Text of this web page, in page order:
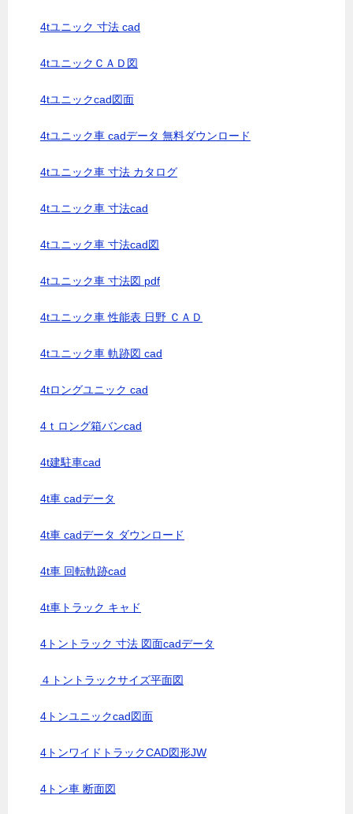
4tユニック 寸法 cad
4tユニックＣＡＤ図
4tユニックcad図面
4tユニック車 cadデータ 無料ダウンロード
4tユニック車 寸法 カタログ
4tユニック車 寸法cad
4tユニック車 寸法cad図
4tユニック車 寸法図 pdf
4tユニック車 性能表 日野 ＣＡＤ
4tユニック車 軌跡図 cad
4tロングユニック cad
4ｔロング箱バンcad
4t建駐車cad
4t車 cadデータ
4t車 cadデータ ダウンロード
4t車 回転軌跡cad
4t車トラック キャド
4トントラック 寸法 図面cadデータ
４トントラックサイズ平面図
4トンユニックcad図面
4トンワイドトラックCAD図形JW
4トン車 断面図